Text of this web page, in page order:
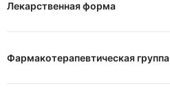
Лекарственная форма
Фармакотерапевтическая группа